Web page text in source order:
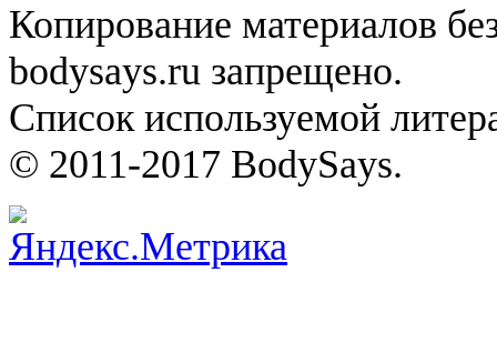
Копирование материалов
bodysays.ru запрещено.
Список используемой
© 2011-2017 BodySays.